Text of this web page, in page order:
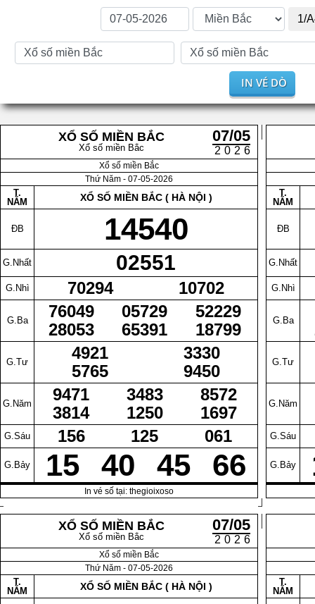
1/
IN VÉ DÒ
07/05
2026
XỔ SỐ MIỀN BẮC
Xổ số miền Bắc
Xổ số miền Bắc
Thứ Năm - 07-05-2026
T.
NĂM
XỔ SỐ MIỀN BẮC ( HÀ NỘI )
ĐB 14540
G.Nhất 02551
G.Nhì 70294 10702
G.Ba 76049 05729
52229
28053
65391 18799
G.Tư 4921
3330
5765
9450
G.Năm 9471 3483
8572
3814
1250 1697
G.Sáu 156 125 061
G.Bảy 15 40 45 66
In vé số tại: thegioixoso
T.
NĂM
ĐB
G.Nhất
G.Nhì
G.Ba
G.Tư
G.Năm
G.Sáu
G.Bảy
07/05
2026
XỔ SỐ MIỀN BẮC
Xổ số miền Bắc
Xổ số miền Bắc
Thứ Năm - 07-05-2026
T.
NĂM
XỔ SỐ MIỀN BẮC ( HÀ NỘI )
T.
NĂM